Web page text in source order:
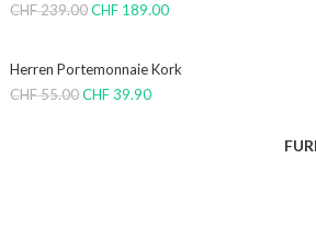
CHF239.00CHF 189.00
Herren Portemonnaie Kork
CHF55.00CHF39.90